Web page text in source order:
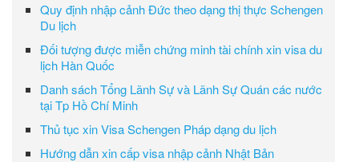
Quy định nhập cảnh Đức theo dạng thị thực Schengen
Du lịch
Đối tượng được miễn chứng minh tài chính xin visa du
lịch Hàn Quốc
Danh sách Tổng Lãnh Sự và Lãnh Sự Quán các nước
tại Tp Hồ Chí Minh
Thủ tục xin Visa Schengen Pháp dạng du lịch
Hướng dẫn xin cấp visa nhập cảnh Nhật Bản